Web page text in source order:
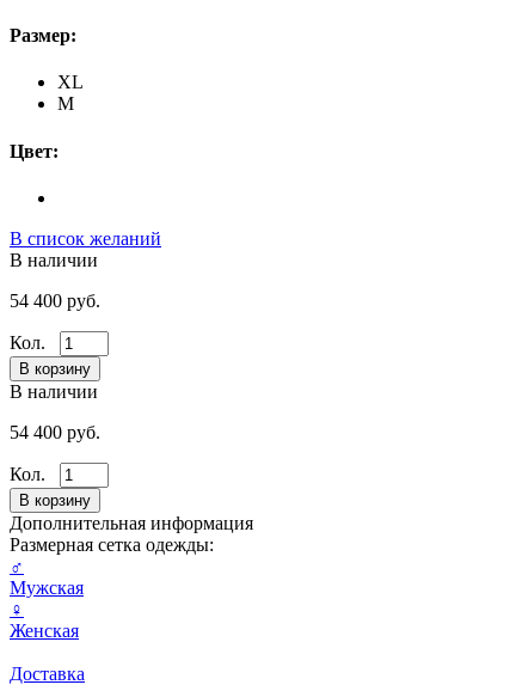
Размер:
XL
M
Цвет:
В список желаний
В наличии
54 400 руб.
Кол.
В наличии
54 400 руб.
Кол.
Дополнительная информация
Размерная сетка одежды:
♂
Мужская
♀
Женская
Доставка